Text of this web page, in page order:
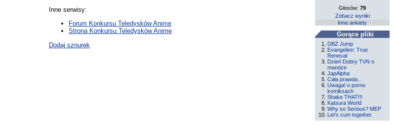
Inne serwisy:
Forum Konkursu Teledysków Anime
Strona Konkursu Teledysków Anime
Dodaj sznurek
Głosów:79
Zobacz wyniki
Inne ankiety
Gorące pliki
DBZ Jump
Evangelion: True
Reneval
Dzień Dobry TVN o
mandze
JapAlpha
Cała prawda...
Uwaga! o porno
komiksach
Shake THAT!!!
Katsura World
Why so Serious? MEP
Let’s cum together